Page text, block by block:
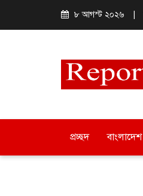
৮ আগস্ট ২০২৬
প্রচ্ছদ বাংলাদেশ